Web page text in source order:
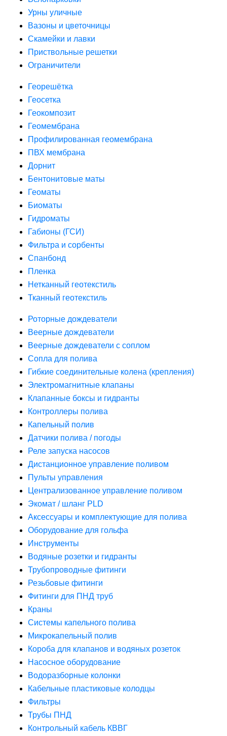
Урны уличные
Вазоны и цветочницы
Скамейки и лавки
Приствольные решетки
Ограничители
Георешётка
Геосетка
Геокомпозит
Геомембрана
Профилированная геомембрана
ПВХ мембрана
Дорнит
Бентонитовые маты
Геоматы
Биоматы
Гидроматы
Габионы (ГСИ)
Фильтра и сорбенты
Спанбонд
Пленка
Нетканный геотекстиль
Тканный геотекстиль
Роторные дождеватели
Веерные дождеватели
Веерные дождеватели с соплом
Сопла для полива
Гибкие соединительные колена (крепления)
Электромагнитные клапаны
Клапанные боксы и гидранты
Контроллеры полива
Капельный полив
Датчики полива / погоды
Реле запуска насосов
Дистанционное управление поливом
Пульты управления
Централизованное управление поливом
Экомат / шланг PLD
Аксессуары и комплектующие для полива
Оборудование для гольфа
Инструменты
Водяные розетки и гидранты
Трубопроводные фитинги
Резьбовые фитинги
Фитинги для ПНД труб
Краны
Системы капельного полива
Микрокапельный полив
Короба для клапанов и водяных розеток
Насосное оборудование
Водоразборные колонки
Кабельные пластиковые колодцы
Фильтры
Трубы ПНД
Контрольный кабель КВВГ